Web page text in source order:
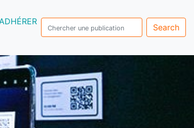
Search